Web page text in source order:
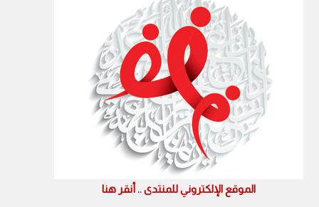
الموقع الإلكتروني للمنتدى .. أنقر هنا